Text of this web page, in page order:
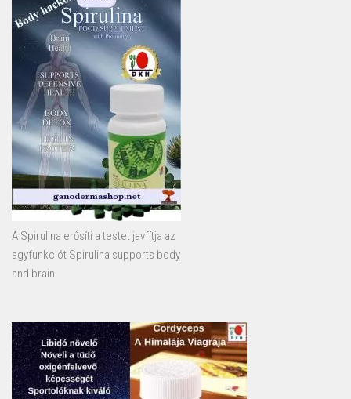
A Spirulina erősíti a testet javfítja az
agyfunkciót Spirulina supports body
and brain